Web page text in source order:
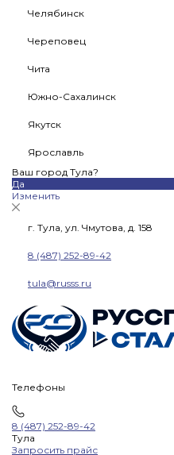
Челябинск
Череповец
Чита
Южно-Сахалинск
Якутск
Ярославль
Ваш город Тула?
Да
Изменить
г. Тула, ул. Чмутова, д. 158
8 (487) 252-89-42
tula@russs.ru
Телефоны
8 (487) 252-89-42
Тула
Запросить прайс